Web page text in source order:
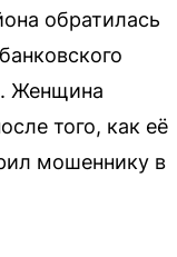
обратилась
Женщина
того, как её
мошеннику в